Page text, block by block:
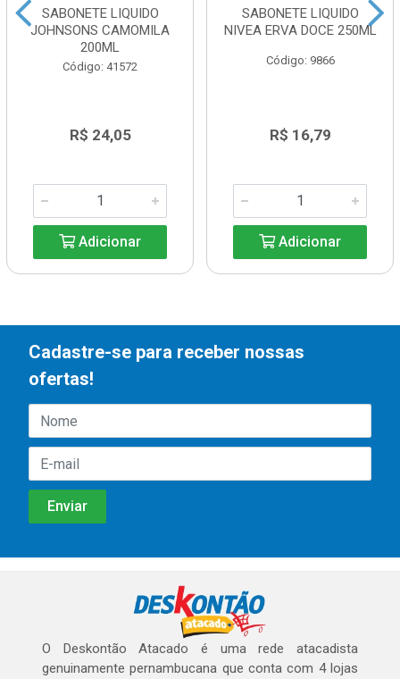
SABONETE LIQUIDO
JOHNSONS CAMOMILA
200ML
Código: 41572
R$ 24,05
Adicionar
SABONETE LIQUIDO
NIVEA ERVA DOCE 250ML
Código: 9866
R$ 16,79
Adicionar
Cadastre-se para receber nossas
ofertas!
O Deskontão Atacado é uma rede atacadista
genuinamente pernambucana que conta com 4 lojas